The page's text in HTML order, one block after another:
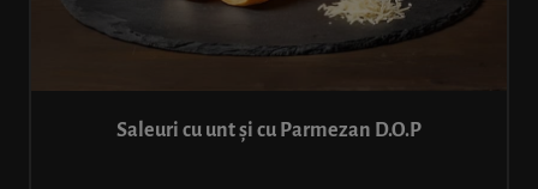
Saleuri cu unt și cu Parmezan D.O.P